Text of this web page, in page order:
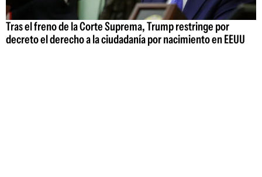
Tras el freno de la Corte Suprema, Trump restringe por
decreto el derecho a la ciudadanía por nacimiento en EEUU